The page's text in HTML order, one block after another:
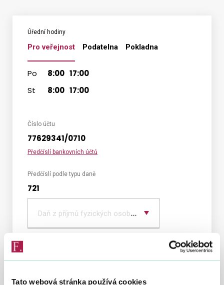
Tato webová stránka používá cookies
Číslo účtu
77629341/0710
Předčíslí bankovních účtů
Předčíslí podle typu daně
721
typDaň z příjmů fyzických osob podávajících přiznání
Úřední hodiny
Pro veřejnost Podatelna Pokladna
Po 8:00 17:00
St
8:00 17:00
Mrázek Lukáš, Mgr. Bc. LL.M. MBA